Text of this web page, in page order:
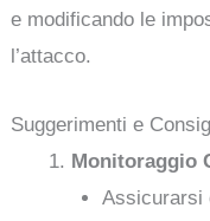
e modificando le
l’attacco.
Suggerimenti e
Monitoraggio
Assicurarsi